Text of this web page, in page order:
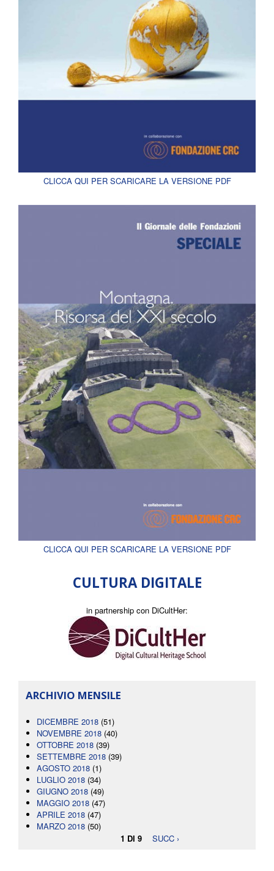
CLICCA QUI PER SCARICARE LA VERSIONE PDF
CLICCA QUI PER SCARICARE LA VERSIONE PDF
CULTURA DIGITALE
in partnership con DiCultHer:
ARCHIVIO MENSILE
DICEMBRE 2018 (51)
NOVEMBRE 2018 (40)
OTTOBRE 2018 (39)
SETTEMBRE 2018 (39)
AGOSTO 2018 (1)
LUGLIO 2018 (34)
GIUGNO 2018 (49)
MAGGIO 2018 (47)
APRILE 2018 (47)
MARZO 2018 (50)
1 DI 9
SUCC ›